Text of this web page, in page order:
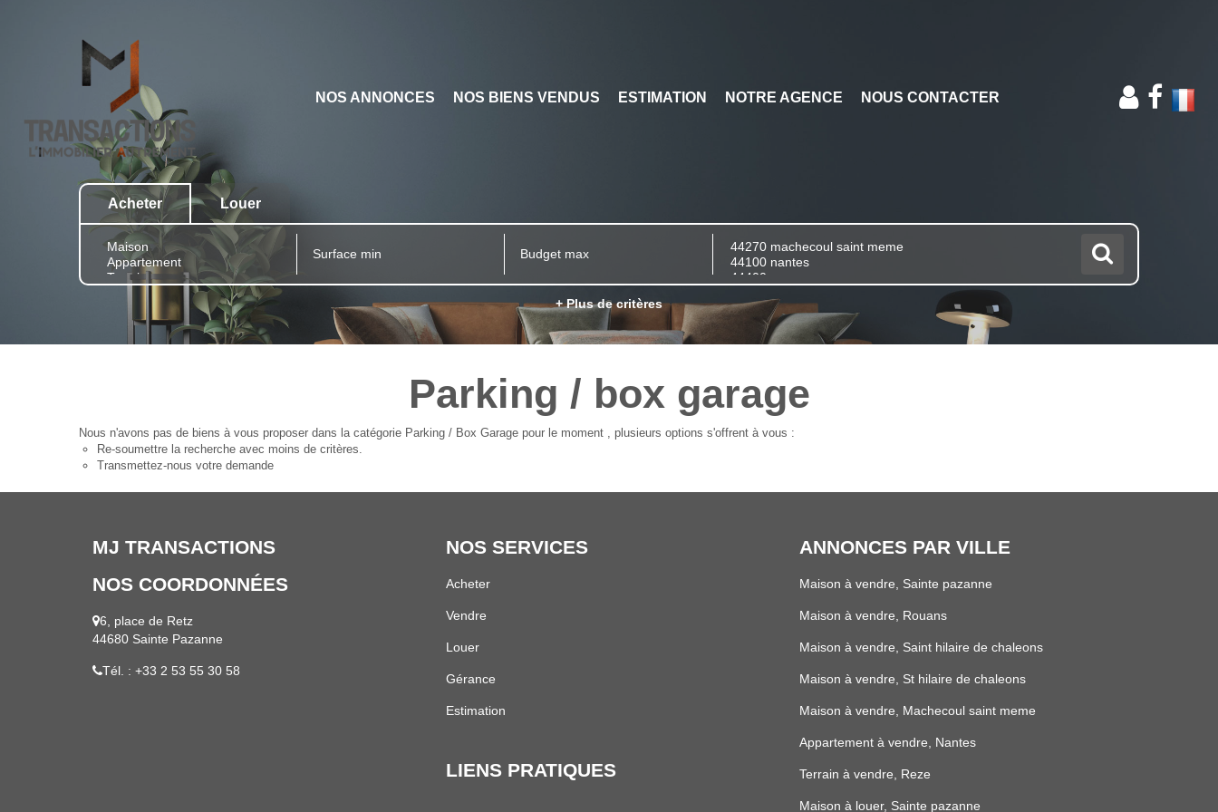
NOS ANNONCES NOS BIENS VENDUS ESTIMATION NOTRE AGENCE NOUS CONTACTER
Acheter Louer
+ Plus de critères
Parking / box garage
Nous n'avons pas de biens à vous proposer dans la catégorie Parking / Box Garage pour le moment , plusieurs options s'offrent à vous :
Re-soumettre la recherche avec moins de critères.
Transmettez-nous votre demande
MJ TRANSACTIONS
NOS COORDONNÉES
6, place de Retz
44680 Sainte Pazanne
Tél. : +33 2 53 55 30 58
NOS SERVICES
Acheter
Vendre
Louer
Gérance
Estimation
LIENS PRATIQUES
ANNONCES PAR VILLE
Maison à vendre, Sainte pazanne
Maison à vendre, Rouans
Maison à vendre, Saint hilaire de chaleons
Maison à vendre, St hilaire de chaleons
Maison à vendre, Machecoul saint meme
Appartement à vendre, Nantes
Terrain à vendre, Reze
Maison à louer, Sainte pazanne